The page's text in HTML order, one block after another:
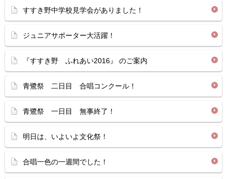
すすき野中学校見学会がありました！
ジュニアサポーター大活躍！
『すすき野 ふれあい2016』 のご案内
青鷺祭 二日目 合唱コンクール！
青鷺祭 一日目 無事終了！
明日は、いよいよ文化祭！
合唱一色の一週間でした！